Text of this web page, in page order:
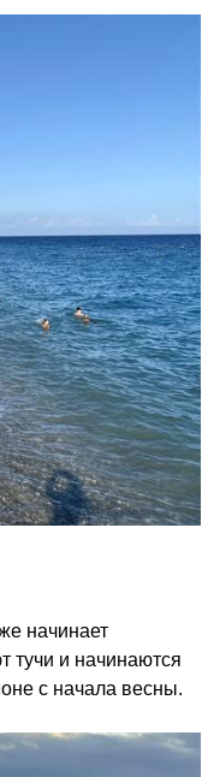
начинает
тучи и начинаются
с начала весны.